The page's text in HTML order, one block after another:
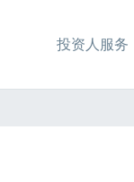
投资人服务